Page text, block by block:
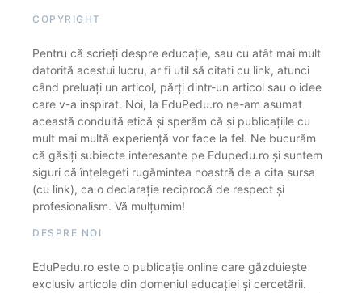
COPYRIGHT
Pentru că scrieți despre educație, sau cu atât mai mult
datorită acestui lucru, ar fi util să citați cu link, atunci
când preluați un articol, părți dintr-un articol sau o idee
care v-a inspirat. Noi, la EduPedu.ro ne-am asumat
această conduită etică și sperăm că și publicațiile cu
mult mai multă experiență vor face la fel. Ne bucurăm
că găsiți subiecte interesante pe Edupedu.ro și suntem
siguri că înțelegeți rugămintea noastră de a cita sursa
(cu link), ca o declarație reciprocă de respect și
profesionalism. Vă mulțumim!
DESPRE NOI
EduPedu.ro este o publicație online care găzduiește
exclusiv articole din domeniul educației și cercetării.